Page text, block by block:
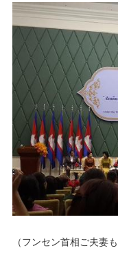
（フンセン首相ご夫妻